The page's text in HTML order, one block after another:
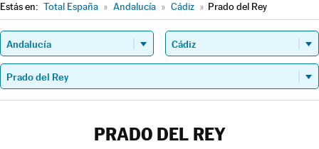
Estás en: Total España » Andalucía » Cádiz » Prado del Rey
PRADO DEL REY